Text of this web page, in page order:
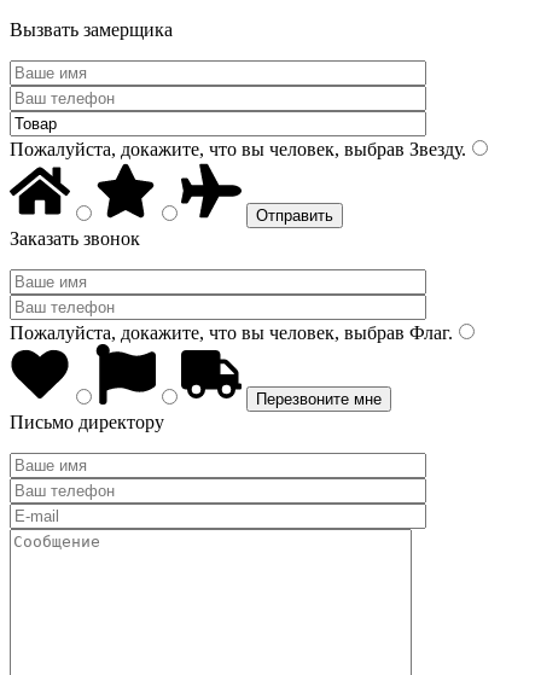
Вызвать замерщика
Пожалуйста, докажите, что вы человек, выбрав Звезду.
Заказать звонок
Пожалуйста, докажите, что вы человек, выбрав Флаг.
Письмо директору